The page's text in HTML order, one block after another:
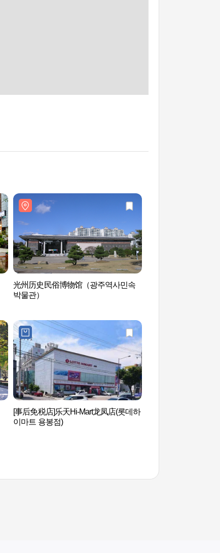
光州历史民俗博物馆（광주역사민속
박물관）
[事后免税店]乐天Hi-Mart龙凤店(롯데하
이마트 용봉점)